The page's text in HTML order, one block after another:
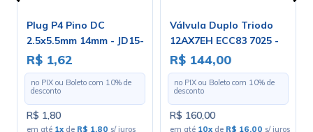
Plug P4 Pino DC
2.5x5.5mm 14mm - JD15-
4013B
R$ 1,62
no PIX ou Boleto com 10% de
desconto
R$ 1,80
em até 1xde R$ 1,80 s/ juros
Válvula Duplo Triodo
12AX7EH ECC83 7025 -
Electro-Harmonix
R$ 144,00
no PIX ou Boleto com 10% de
desconto
R$ 160,00
em até 10xde R$ 16,00 s/ juros